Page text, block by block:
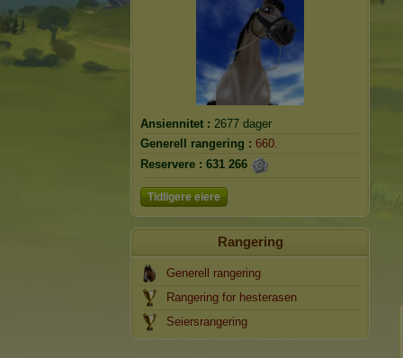
Ansiennitet : 2677 dager
Generell rangering : 660.
Reservere : 631 266
Tidligere eiere
Rangering
Generell rangering
Rangering for hesterasen
Seiersrangering